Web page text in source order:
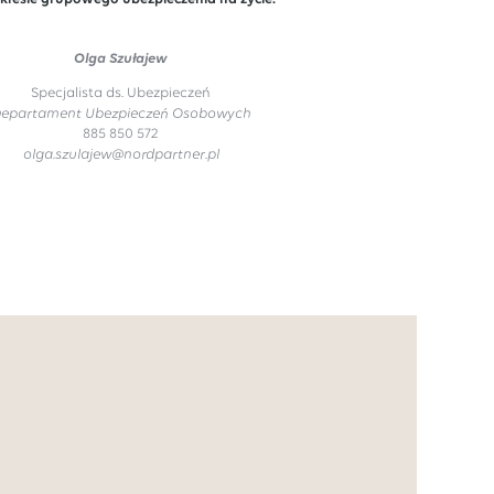
Olga Szułajew
Specjalista ds. Ubezpieczeń
Ubezpieczeń Osobowych
885 850 572
olga.szulajew@nordpartner.pl